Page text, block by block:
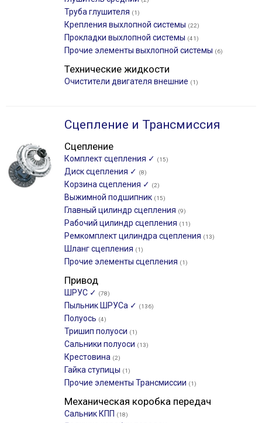
Труба глушителя (1)
Крепления выхлопной системы (22)
Прокладки выхлопной системы (41)
Прочие элементы выхлопной системы (6)
Технические жидкости
Очистители двигателя внешние (1)
Сцепление и Трансмиссия
Сцепление
Комплект сцепления ✓ (15)
Диск сцепления ✓ (8)
Корзина сцепления ✓ (2)
Выжимной подшипник (15)
Главный цилиндр сцепления (9)
Рабочий цилиндр сцепления (11)
Ремкомплект цилиндра сцепления (13)
Шланг сцепления (1)
Прочие элементы сцепления (1)
Привод
ШРУС ✓ (78)
Пыльник ШРУСа ✓ (136)
Полуось (4)
Тришип полуоси (1)
Сальники полуоси (13)
Крестовина (2)
Гайка ступицы (1)
Прочие элементы Трансмиссии (1)
Механическая коробка передач
Сальник КПП (18)